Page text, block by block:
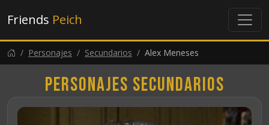
Friends Peich
Personajes Secundarios Alex Meneses
Personajes secundarios